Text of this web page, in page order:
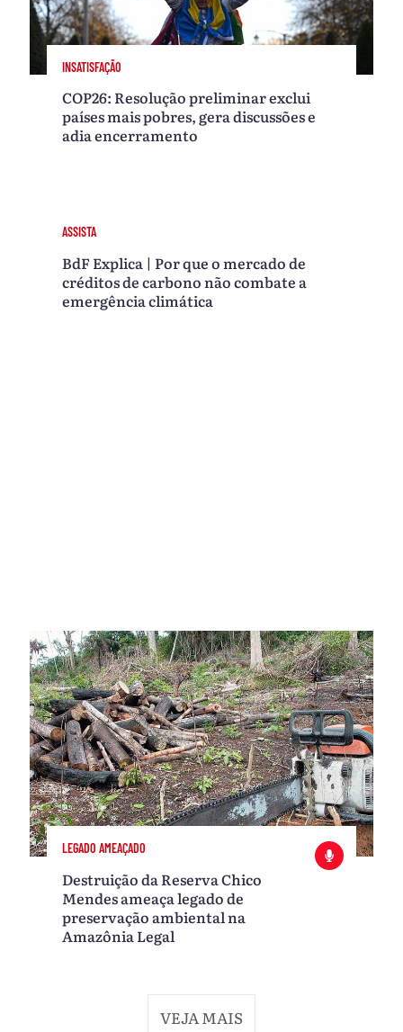
INSATISFAÇÃO
COP26: Resolução preliminar exclui
países mais pobres, gera discussões e
adia encerramento
ASSISTA
BdF Explica | Por que o mercado de
créditos de carbono não combate a
emergência climática
LEGADO AMEAÇADO
Destruição da Reserva Chico
Mendes ameaça legado de
preservação ambiental na
Amazônia Legal
VEJA MAIS